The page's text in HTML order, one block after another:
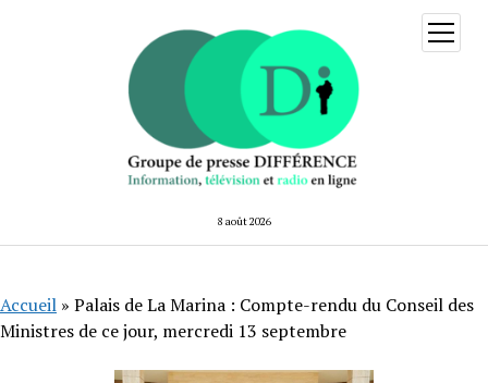
8 août 2026
ouvrir
menu
Accueil » Palais de La Marina : Compte-rendu du Conseil des
Ministres de ce jour, mercredi 13 septembre